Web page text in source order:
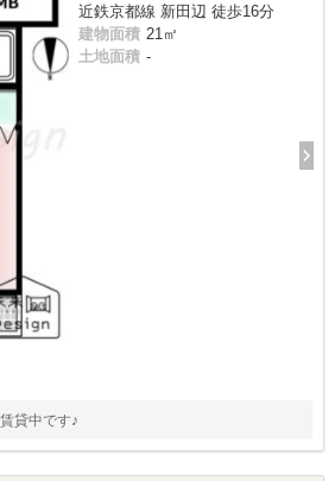
近鉄京都線 新田辺 徒歩16分
建物面積 21㎡
土地面積 -
貸中です♪